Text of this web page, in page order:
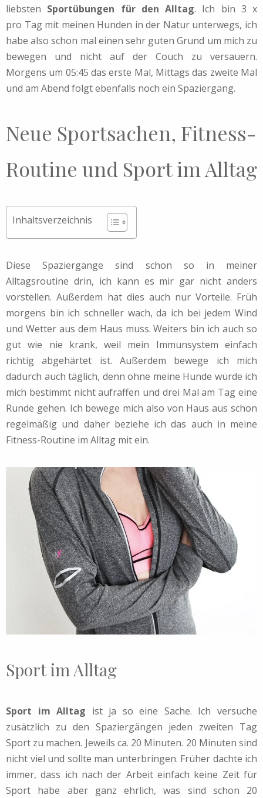
liebsten Sportübungen für den Alltag. Ich bin 3 x
pro Tag mit meinen Hunden in der Natur unterwegs, ich
habe also schon mal einen sehr guten Grund um mich zu
bewegen und nicht auf der Couch zu versauern.
Morgens um 05:45 das erste Mal, Mittags das zweite Mal
und am Abend folgt ebenfalls noch ein Spaziergang.
Neue Sportsachen, Fitness-
Routine und Sport im Alltag
Inhaltsverzeichnis
Diese Spaziergänge sind schon so in meiner
Alltagsroutine drin, ich kann es mir gar nicht anders
vorstellen. Außerdem hat dies auch nur Vorteile. Früh
morgens bin ich schneller wach, da ich bei jedem Wind
und Wetter aus dem Haus muss. Weiters bin ich auch so
gut wie nie krank, weil mein Immunsystem einfach
richtig abgehärtet ist. Außerdem bewege ich mich
dadurch auch täglich, denn ohne meine Hunde würde ich
mich bestimmt nicht aufraffen und drei Mal am Tag eine
Runde gehen. Ich bewege mich also von Haus aus schon
regelmäßig und daher beziehe ich das auch in meine
Fitness-Routine im Alltag mit ein.
Sport im Alltag
Sport im Alltag ist ja so eine Sache. Ich versuche
zusätzlich zu den Spaziergängen jeden zweiten Tag
Sport zu machen. Jeweils ca. 20 Minuten. 20 Minuten sind
nicht viel und sollte man unterbringen. Früher dachte ich
immer, dass ich nach der Arbeit einfach keine Zeit für
Sport habe aber ganz ehrlich, was sind schon 20